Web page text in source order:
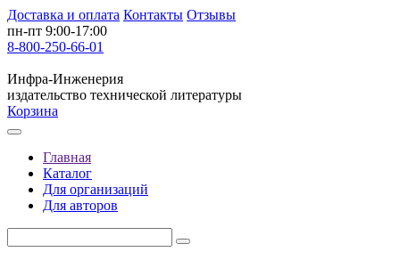
Доставка и оплата Контакты Отзывы
пн-пт 9:00-17:00
8-800-250-66-01
Инфра-Инженерия
издательство технической литературы
Корзина
Главная
Каталог
Для организаций
Для авторов